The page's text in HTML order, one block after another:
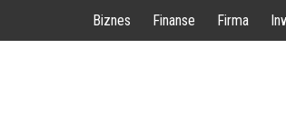
Biznes Finanse Firma